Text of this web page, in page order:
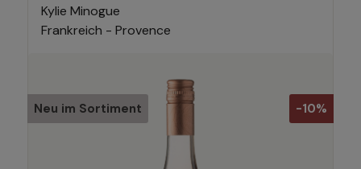
Kylie Minogue
Frankreich - Provence
-10%
Neu im Sortiment